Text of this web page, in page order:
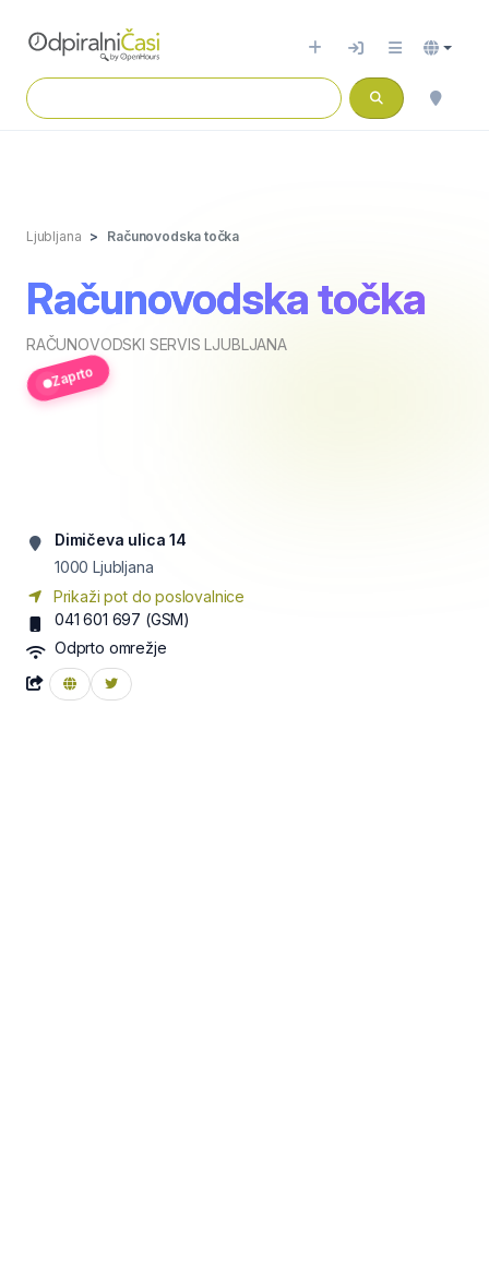
Ljubljana Računovodska točka
Računovodska točka
RAČUNOVODSKI SERVIS LJUBLJANA
Zaprto
Dimičeva ulica 14
1000 Ljubljana
Prikaži pot do poslovalnice
041 601 697 (GSM)
Odprto omrežje